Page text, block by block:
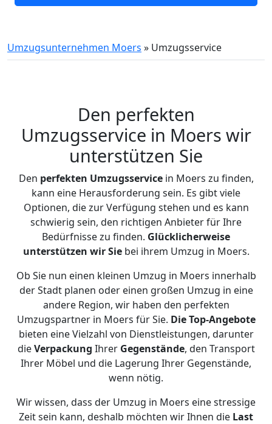
Umzugsunternehmen Moers » Umzugsservice
Den perfekten
Umzugsservice in Moers wir
unterstützen Sie
Den perfekten Umzugsservicein Moers zu finden,
kann eine Herausforderung sein. Es gibt viele
Optionen, die zur Verfügung stehen und es kann
schwierig sein, den richtigen Anbieter für Ihre
Bedürfnisse zu finden. Glücklicherweise
unterstützen wir Siebei ihrem Umzug in Moers.
Ob Sie nun einen kleinen Umzug in Moers innerhalb
der Stadt planen oder einen großen Umzug in eine
andere Region, wir haben den perfekten
Umzugspartner in Moers für Sie. Die Top-Angebote
bieten eine Vielzahl von Dienstleistungen, darunter
dieVerpackung Ihrer Gegenstände, den Transport
Ihrer Möbel und die Lagerung Ihrer Gegenstände,
wenn nötig.
Wir wissen, dass der Umzug in Moers eine stressige
Zeit sein kann, deshalb möchten wir Ihnen die Last